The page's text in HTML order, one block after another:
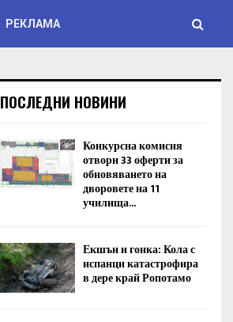
РЕКЛАМА
ПОСЛЕДНИ НОВИНИ
Конкурсна комисия
отвори 33 оферти за
обновяването на
дворовете на 11
училища...
Екшън и гонка: Кола с
испанци катастрофира
в дере край Ропотамо